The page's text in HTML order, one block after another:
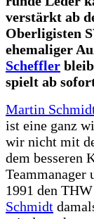
verstärkt ab
Oberligisten
ehemaliger
Scheffler
spielt ab
Martin
ist eine ganz
wir nicht mit
dem besseren
Teammanager
1991 den
Schmidt